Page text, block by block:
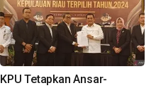
KPU Tetapkan Ansar-